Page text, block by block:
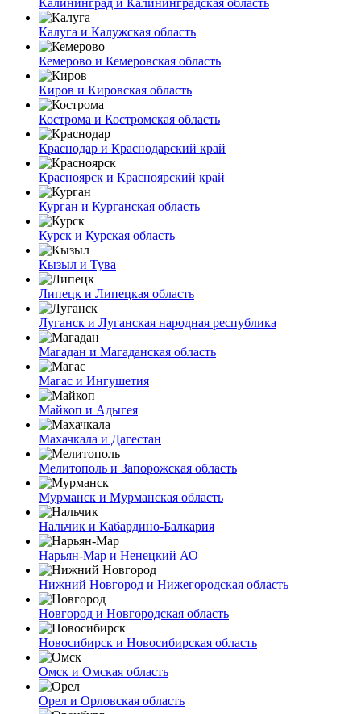
Калининград и Калининградская область
Калуга и Калужская область
Кемерово и Кемеровская область
Киров и Кировская область
Кострома и Костромская область
Краснодар и Краснодарский край
Красноярск и Красноярский край
Курган и Курганская область
Курск и Курская область
Кызыл и Тува
Липецк и Липецкая область
Луганск и Луганская народная республика
Магадан и Магаданская область
Магас и Ингушетия
Майкоп и Адыгея
Махачкала и Дагестан
Мелитополь и Запорожская область
Мурманск и Мурманская область
Нальчик и Кабардино-Балкария
Нарьян-Мар и Ненецкий АО
Нижний Новгород и Нижегородская область
Новгород и Новгородская область
Новосибирск и Новосибирская область
Омск и Омская область
Орел и Орловская область